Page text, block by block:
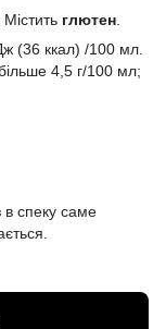
. Містить глютен
(36 ккал) /100 мл.
4,5 г/100 мл;
в спеку саме